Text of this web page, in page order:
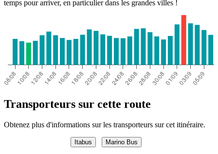
temps pour arriver, en particulier dans les grandes villes !
Transporteurs sur cette route
Obtenez plus d'informations sur les transporteurs sur cet itinéraire.
Itabus Marino Bus